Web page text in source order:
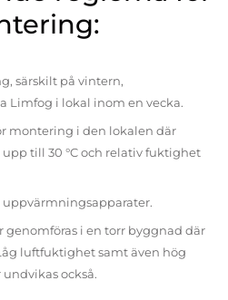
särskilt på vintern,
Limfog i lokal inom en vecka.
montering i den lokalen där
till 30 °C och relativ fuktighet
genomföras i en torr byggnad där
luftfuktighet samt även hög
också.